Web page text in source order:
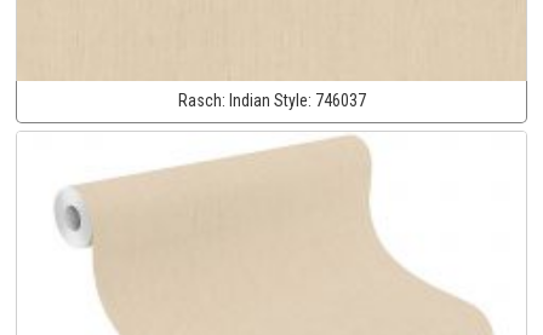
Rasch: Indian Style: 746037